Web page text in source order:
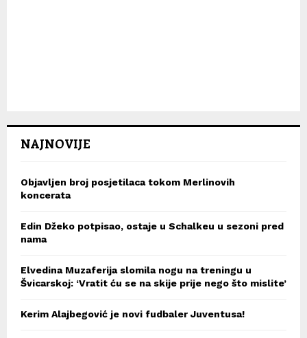
NAJNOVIJE
Objavljen broj posjetilaca tokom Merlinovih
koncerata
Edin Džeko potpisao, ostaje u Schalkeu u sezoni pred
nama
Elvedina Muzaferija slomila nogu na treningu u
Švicarskoj: ‘Vratit ću se na skije prije nego što mislite’
Kerim Alajbegović je novi fudbaler Juventusa!